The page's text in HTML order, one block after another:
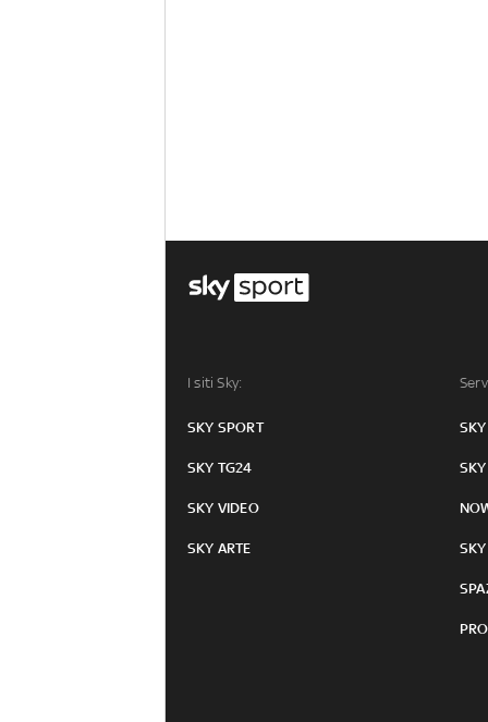
I siti Sky:
SKY SPORT
SKY TG24
SKY VIDEO
SKY ARTE